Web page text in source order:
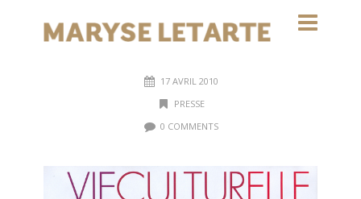
17 AVRIL 2010
PRESSE
0 COMMENTS